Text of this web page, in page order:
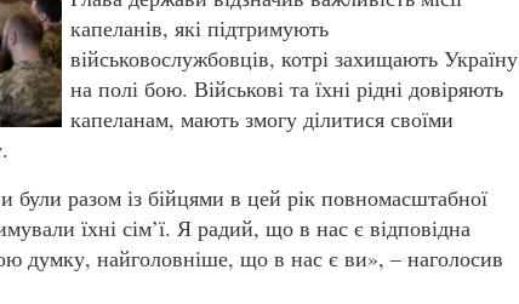
капеланів, які підтримують
військовослужбовців, котрі захищають Україну
на полі бою. Військові та їхні рідні довіряють
капеланам, мають змогу ділитися своїми
разом із бійцями в цей рік повномасштабної
їхні сім’ї. Я радий, що в нас є відповідна
думку, найголовніше, що в нас є ви», – наголосив